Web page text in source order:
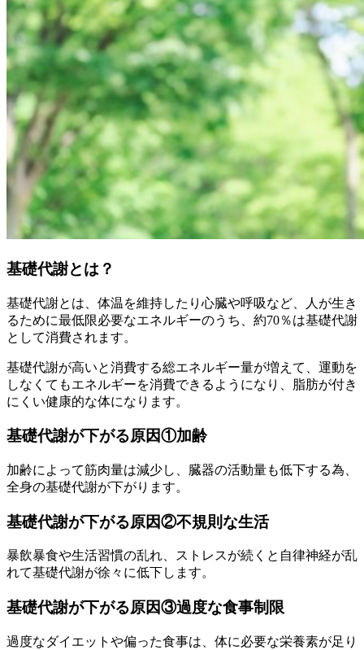
基礎代謝とは？
基礎代謝とは、体温を維持したり心臓や呼吸など、人が生き
るために最低限必要なエネルギーのうち、約70％は基礎代謝
として消費されます。
基礎代謝が高いと消費する総エネルギー量が増えて、運動を
しなくてもエネルギーを消費できるようになり、脂肪が付き
にくい健康的な体になります。
基礎代謝が下がる原因①加齢
加齢によって筋肉量は減少し、臓器の活動量も低下する為、
全身の基礎代謝が下がります。
基礎代謝が下がる原因②不規則な生活
暴飲暴食や生活習慣の乱れ、ストレスが続くと自律神経が乱
れて基礎代謝が徐々に低下します。
基礎代謝が下がる原因③過度な食事制限
過度なダイエットや偏った食事は、体に必要な栄養素が足り